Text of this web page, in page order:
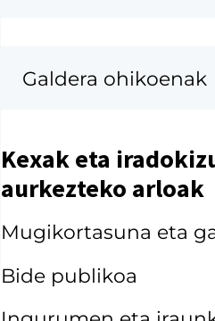
Galdera ohikoenak
Kexak eta
aurkezteko arloak
Mugikortasuna eta
Bide publikoa